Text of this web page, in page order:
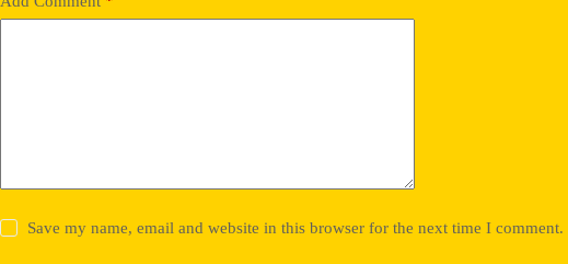
Save my name, email and website in this browser for the next time I comment.